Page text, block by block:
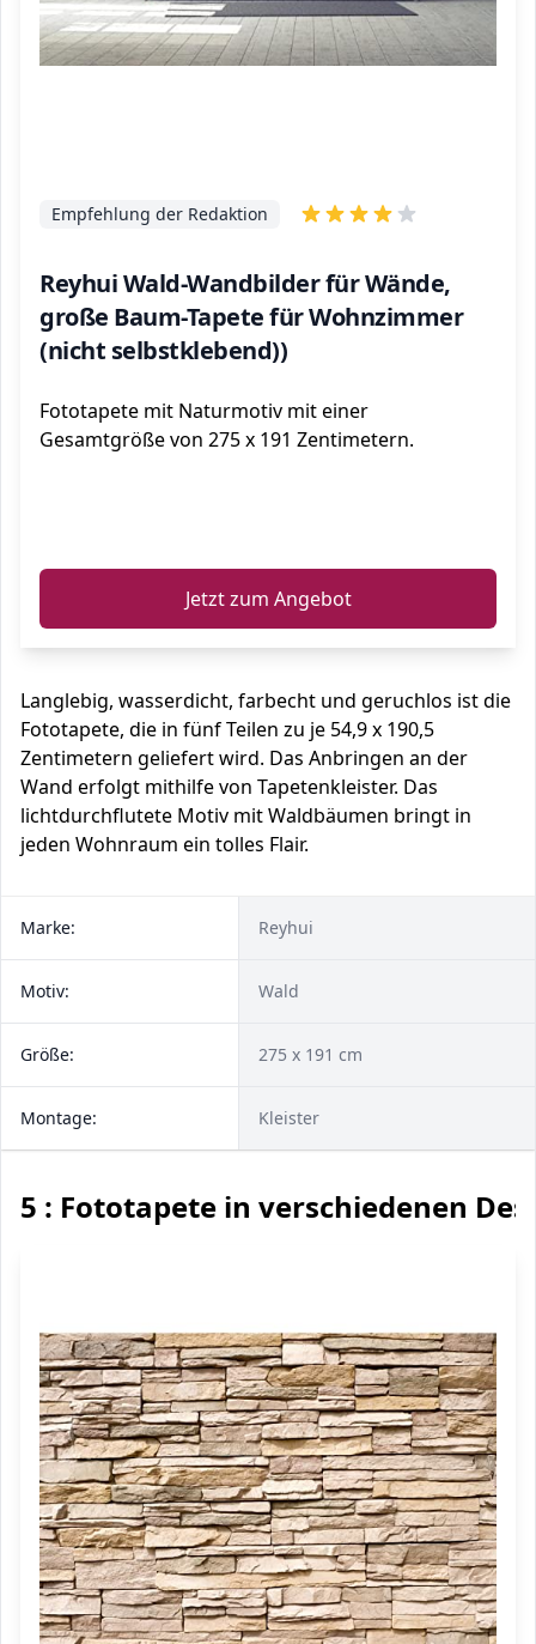
Reyhui Wald-Wandbilder für Wände,
große Baum-Tapete für Wohnzimmer
(nicht selbstklebend))
Empfehlung der Redaktion
Fototapete mit Naturmotiv mit einer
Gesamtgröße von 275 x 191 Zentimetern.
Jetzt zum Angebot
Langlebig, wasserdicht, farbecht und geruchlos ist die
Fototapete, die in fünf Teilen zu je 54,9 x 190,5
Zentimetern geliefert wird. Das Anbringen an der
Wand erfolgt mithilfe von Tapetenkleister. Das
lichtdurchflutete Motiv mit Waldbäumen bringt in
jeden Wohnraum ein tolles Flair.
Marke: Reyhui
Motiv: Wald
Größe: 275 x 191 cm
Montage: Kleister
5 : Fototapete in verschiedenen